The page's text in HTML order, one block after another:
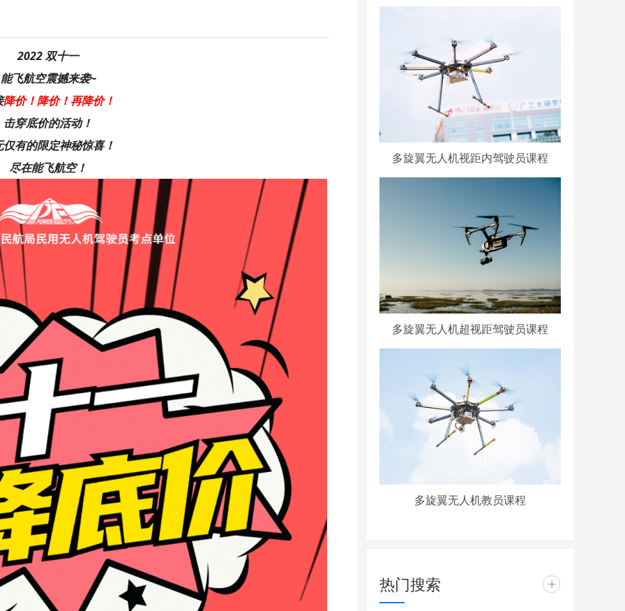
2022 双十一
能飞航空震撼来袭~
降价！降价！再降价！
击穿底价的活动！
仅有的限定神秘惊喜！
尽在能飞航空！
多旋翼无人机视距内驾驶员课程
多旋翼无人机超视距驾驶员课程
多旋翼无人机教员课程
热门搜索 +